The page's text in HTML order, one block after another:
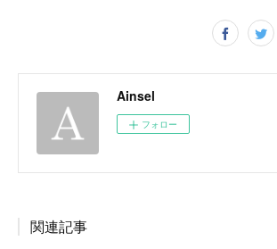
Ainsel
フォロー
関連記事